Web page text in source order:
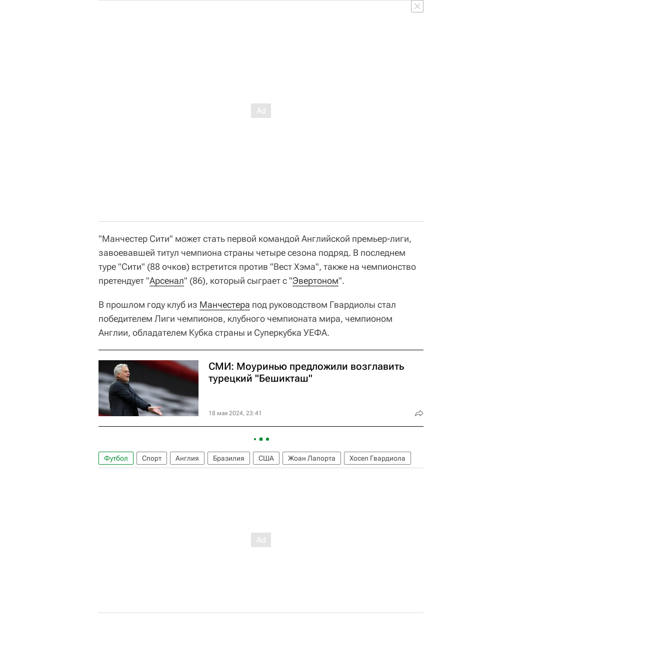
"Манчестер Сити" может стать первой командой Английской премьер-лиги,
завоевавшей титул чемпиона страны четыре сезона подряд. В последнем
туре "Сити" (88 очков) встретится против "Вест Хэма", также на чемпионство
претендует "Арсенал" (86), который сыграет с "Эвертоном".
В прошлом году клуб из Манчестера под руководством Гвардиолы стал
победителем Лиги чемпионов, клубного чемпионата мира, чемпионом
Англии, обладателем Кубка страны и Суперкубка УЕФА.
СМИ: Моуринью предложили возглавить
турецкий "Бешикташ"
18 мая 2024, 23:41
Футбол Спорт Англия Бразилия США Жоан Лапорта Хосеп Гвардиола